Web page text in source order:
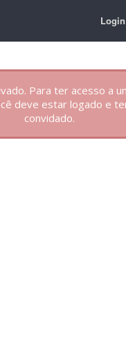
Login
Para ter acesso a
deve estar logado e
convidado.